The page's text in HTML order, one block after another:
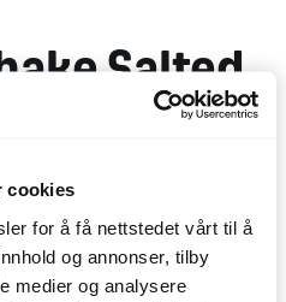
cookies
for å få nettstedet vårt til å
og annonser, tilby
medier og analysere
Salted
og melk, lagvis med
karamellpopcorn og toppet